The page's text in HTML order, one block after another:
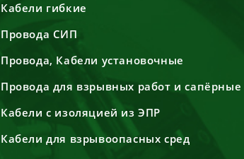
Кабели гибкие
Провода СИП
Провода, Кабели установочные
Провода для взрывных работ и сапёрные
Кабели с изоляцией из ЭПР
Кабели для взрывоопасных сред